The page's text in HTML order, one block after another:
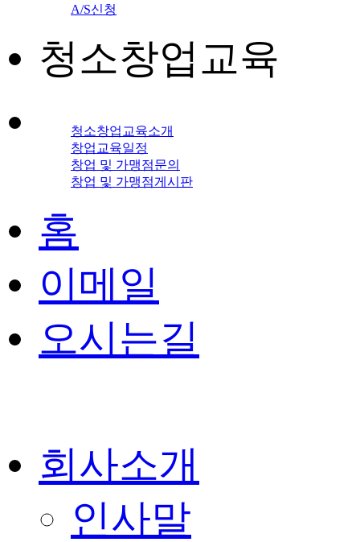
A/S신청
청소창업교육
청소창업교육소개
창업교육일정
창업 및 가맹점문의
창업 및 가맹점게시판
홈
이메일
오시는길
회사소개
인사말